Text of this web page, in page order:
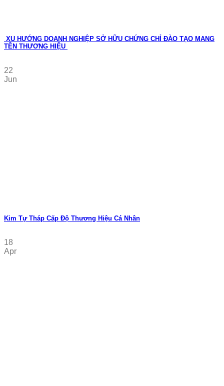
XU HƯỚNG DOANH NGHIỆP SỞ HỮU CHỨNG CHỈ ĐÀO TẠO MANG
TÊN THƯƠNG HIỆU
22
Jun
Kim Tự Tháp Cấp Độ Thương Hiệu Cá Nhân
18
Apr